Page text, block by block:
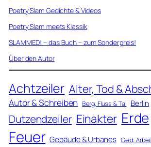
Poetry Slam Gedichte & Videos
Poetry Slam meets Klassik
SLAMMED! – das Buch – zum Sonderpreis!
Über den Autor
Achtzeiler Alter, Tod &
Autor & Schreiben Berg, Fluss & Tal Berlin
Dutzendzeiler Einakter Erde
Feuer Gebäude & Urbanes Geld,